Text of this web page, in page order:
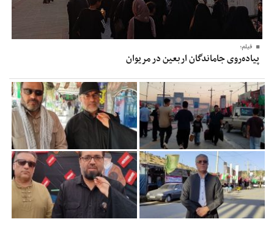
فیلم؛
پیاده‌روی جاماندگان اربعین در مریوان